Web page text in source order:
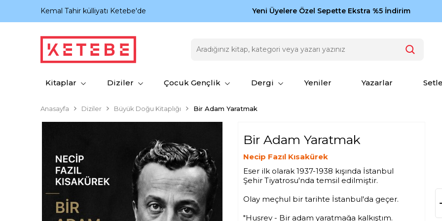
Kemal Tahir külliyatı Ketebe'de Zamansız eserler Ketebe'de: Cengiz Aytmatov
Yeni Üyelere Özel Sepette Ekstra %5 İndirim
Kitaplar Diziler Çocuk Gençlik Dergi Yeniler Yazarlar
Anasayfa Diziler Büyük Doğu Kitaplığı Bir Adam Yaratmak
Bir Adam Yaratmak
Necip Fazıl Kısakürek
Eser ilk olarak 1937-1938 kışında İstanbul
Şehir Tiyatrosu'nda temsil edilmiştir.
Olay meçhul bir tarihte İstanbul'da geçer.
"Husrev - Bir adam yaratmağa kalkıştım.